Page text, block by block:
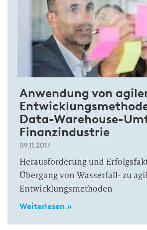
Anwendung von
Data-Warehouse-
Finanzindustrie
09.11.2017
Herausforderung und
Übergang von Wasserfall- zu
Entwicklungsmethoden
Weiterlesen »